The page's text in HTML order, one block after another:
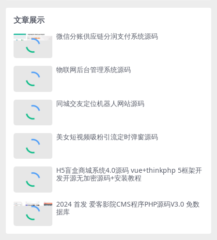
文章展示
微信分账供应链分润支付系统源码
物联网后台管理系统源码
同城交友定位机器人网站源码
美女短视频吸粉引流定时弹窗源码
H5盲盒商城系统4.0源码 vue+thinkphp 5框架开
发开源无加密源码+安装教程
2024 首发 爱客影院CMS程序PHP源码V3.0 免数
据库